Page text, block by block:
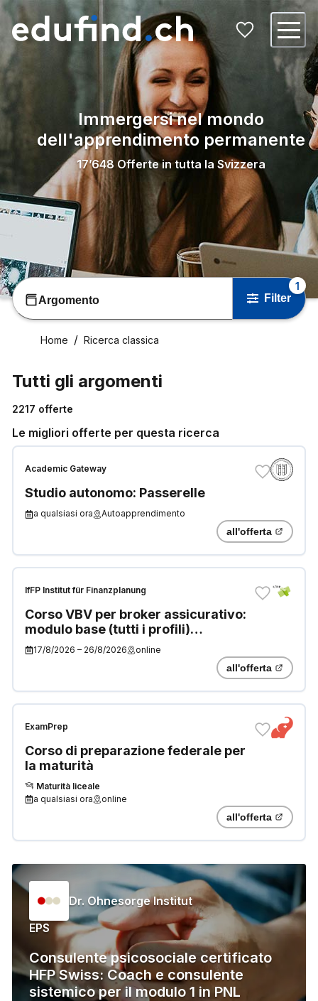
Immergersi nel mondo
dell'apprendimento permanente
17’648 Offerte in tutta la Svizzera
Argomento Filter
1
Home Ricerca classica
Tutti gli argomenti
2217 offerte
Le migliori offerte per questa ricerca
Academic Gateway
Studio autonomo: Passerelle
a qualsiasi ora Autoapprendimento
all'offerta
IfFP Institut für Finanzplanung
Corso VBV per broker assicurativo:
modulo base (tutti i profili)
«Competenze e conoscenze
generali»
17/8/2026 – 26/8/2026 online
all'offerta
ExamPrep
Corso di preparazione federale per
la maturità
Maturità liceale
a qualsiasi ora
online
all'offerta
Dr. Ohnesorge Institut
EPS
Consulente psicosociale certificato
HFP Swiss: Coach e consulente
sistemico per il modulo 1 in PNL